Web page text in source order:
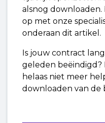
alsnog
op met onze
onderaan dit artikel.
Is jouw contract
geleden beëindigd?
helaas niet meer
downloaden van de